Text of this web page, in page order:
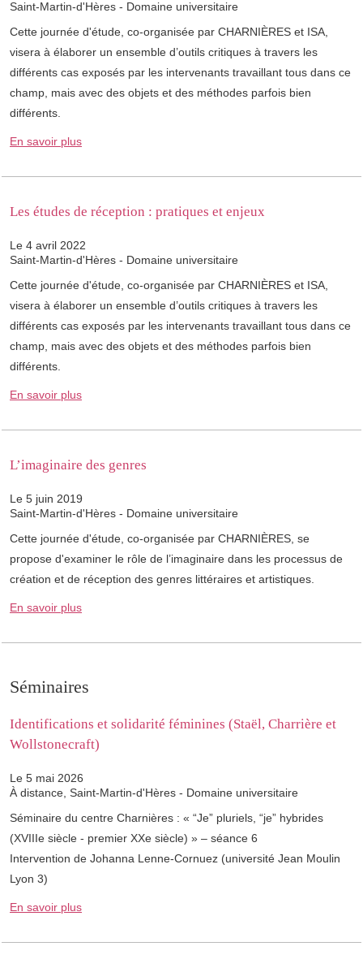
Saint-Martin-d'Hères - Domaine universitaire
Cette journée d'étude, co-organisée par CHARNIÈRES et ISA,
visera à élaborer un ensemble d’outils critiques à travers les
différents cas exposés par les intervenants travaillant tous dans ce
champ, mais avec des objets et des méthodes parfois bien
différents.
En savoir plus
Les études de réception : pratiques et enjeux
Le 4 avril 2022
Saint-Martin-d'Hères - Domaine universitaire
Cette journée d'étude, co-organisée par CHARNIÈRES et ISA,
visera à élaborer un ensemble d’outils critiques à travers les
différents cas exposés par les intervenants travaillant tous dans ce
champ, mais avec des objets et des méthodes parfois bien
différents.
En savoir plus
L’imaginaire des genres
Le 5 juin 2019
Saint-Martin-d'Hères - Domaine universitaire
Cette journée d'étude, co-organisée par CHARNIÈRES, se
propose d'examiner le rôle de l’imaginaire dans les processus de
création et de réception des genres littéraires et artistiques.
En savoir plus
Séminaires
Identifications et solidarité féminines (Staël, Charrière et
Wollstonecraft)
Le 5 mai 2026
À distance, Saint-Martin-d'Hères - Domaine universitaire
Séminaire du centre Charnières : « “Je” pluriels, “je” hybrides
(XVIIIe siècle - premier XXe siècle) » – séance 6
Intervention de Johanna Lenne-Cornuez (université Jean Moulin
Lyon 3)
En savoir plus